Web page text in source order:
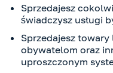
Sprzedajesz
świadczysz usługi
Sprzedajesz towary
obywatelom oraz
uproszczonym